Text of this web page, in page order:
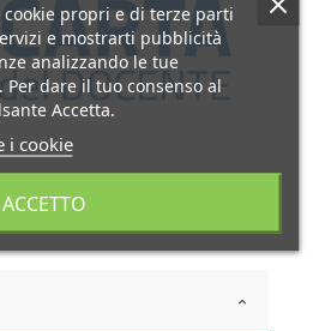
propri e di terze parti
e mostrarti pubblicità
analizzando le tue
dare il tuo consenso al
Accetta.
i cookie
ACCETTO